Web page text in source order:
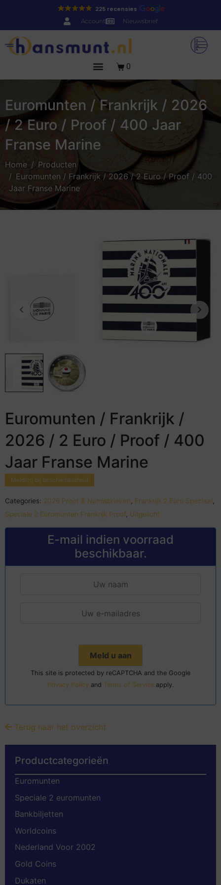
225 recensies
Account Nieuwsbrief
0
Euromunten / Frankrijk / 2026
/ 2 Euro / Proof / 400 Jaar
Franse Marine
Home
Producten
Euromunten / Frankrijk / 2026 / 2 Euro / Proof / 400
Jaar Franse Marine
Euromunten / Frankrijk /
2026 / 2 Euro / Proof / 400
Jaar Franse Marine
Melding bij beschikbaarheid
Categories: 2026 Proof & Numisbrieven Frankrijk 2 Euro Speciaal
Speciale 2 Euromunten Frankrijk Proof Uitgelicht
E-mail indien voorraad
beschikbaar.
This site is protected by reCAPTCHA and the Google
Privacy Policy and Terms of Service apply.
Terug naar het overzicht
Productcategorieën
Euromunten
Speciale 2 euromunten
Bankbiljetten
Worldcoins
Nederland Voor 2002
Gold Coins
Dukaten